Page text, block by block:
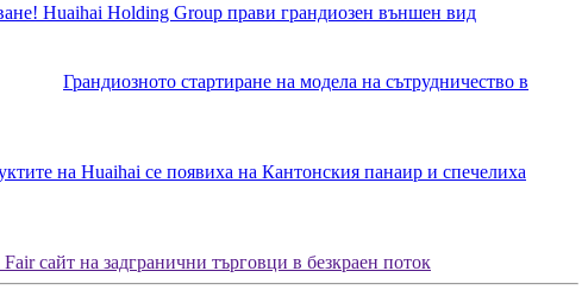
Huaihai Holding Group прави грандиозен външен вид
Грандиозното стартиране на модела на сътрудничество в
на Huaihai се появиха на Кантонския панаир и спечелиха
сайт на задгранични търговци в безкраен поток